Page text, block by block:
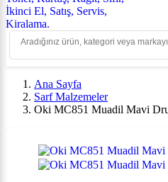
Ana Sayfa
Sarf Malzemeler
Oki MC851 Muadil Mavi